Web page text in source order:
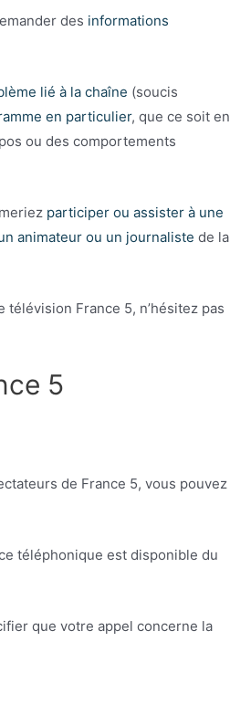
des informations
lié à la chaîne (soucis
en particulier, que ce soit en
ou des comportements
participer ou assister à une
animateur ou un journaliste de la
France 5, n’hésitez pas
5
de France 5, vous pouvez
téléphonique est disponible du
que votre appel concerne la